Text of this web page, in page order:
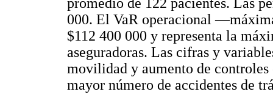
promedio de 122 pacientes. Las
000. El VaR operacional
$112 400 000 y representa la
aseguradoras. Las cifras y
movilidad y aumento de
mayor número de accidentes de